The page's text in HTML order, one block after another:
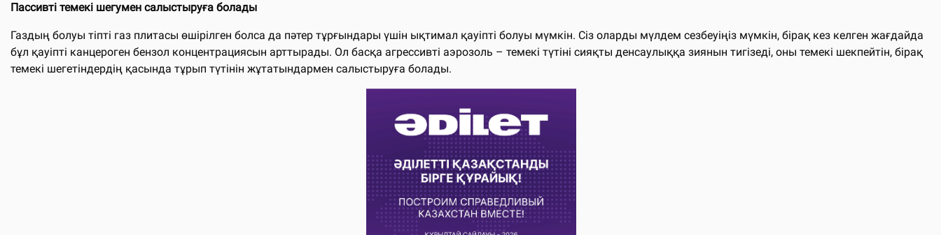
Пассивті темекі шегумен салыстыруға болады
Газдың болуы тіпті газ плитасы өшірілген болса да пәтер тұрғындары үшін ықтимал қауіпті болуы мүмкін. Сіз оларды мүлдем сезбеуіңіз мүмкін, бірақ кез келген жағдайда
бұл қауіпті канцероген бензол концентрациясын арттырады. Ол басқа агрессивті аэрозоль – темекі түтіні сияқты денсаулыққа зиянын тигізеді, оны темекі шекпейтін, бірақ
темекі шегетіндердің қасында тұрып түтінін жұтатындармен салыстыруға болады.